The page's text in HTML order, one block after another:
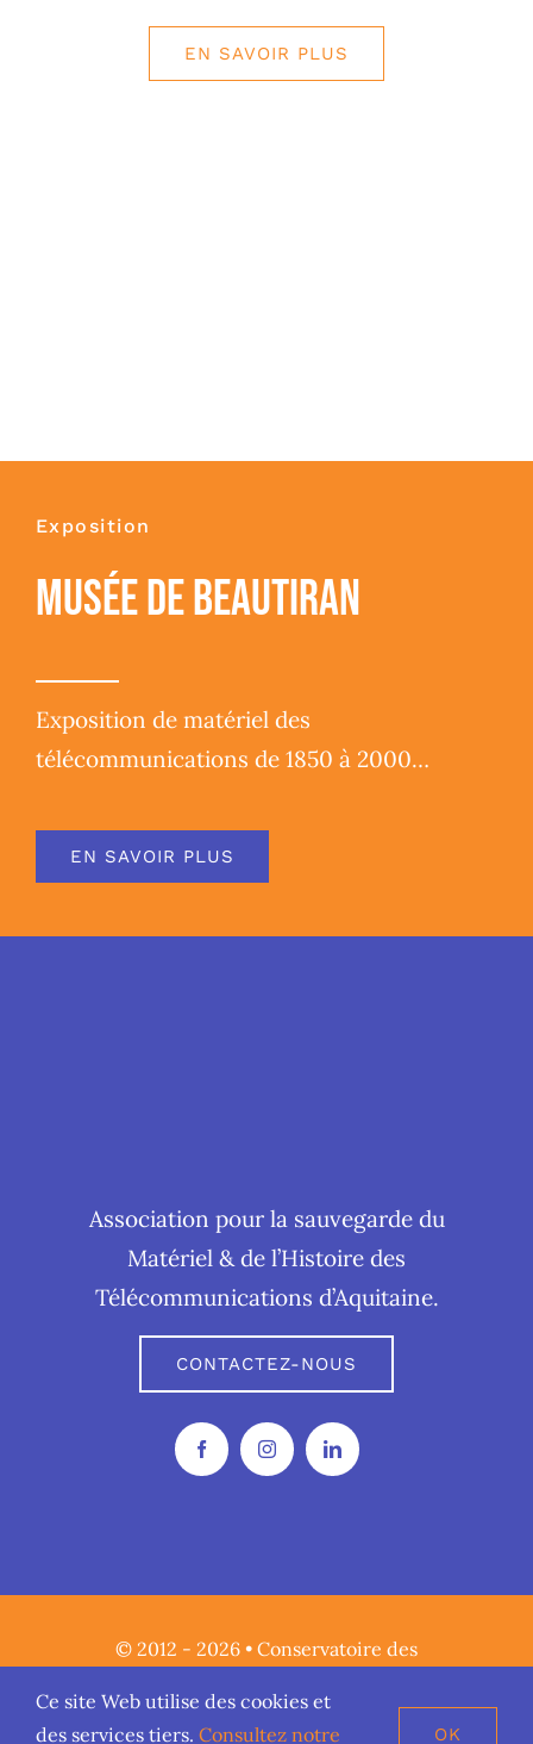
EN SAVOIR PLUS
Exposition
MUSÉE DE BEAUTIRAN
Exposition de matériel des
télécommunications de 1850 à 2000…
EN SAVOIR PLUS
Association pour la sauvegarde du
Matériel & de l’Histoire des
Télécommunications d’Aquitaine.
CONTACTEZ-NOUS
© 2012 - 2026 • Conservatoire des
Mentions Légales•Politique de confidentialité•
Ce site Web utilise des cookies et
des services tiers. Consultez notre OK